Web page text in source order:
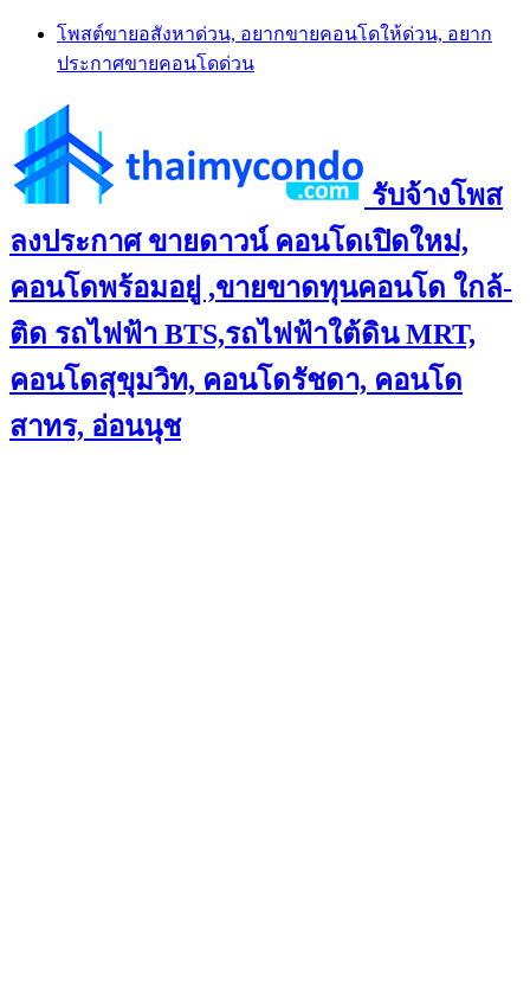
Skip
content
โพสต์ขายอสังหาด่วน, อยากขายคอนโดให้ด่วน, อยาก
ประกาศขายคอนโดด่วน
รับจ้างโพส
ลงประกาศ ขายดาวน์ คอนโดเปิดใหม่,
คอนโดพร้อมอยู่ ,ขายขาดทุนคอนโด ใกล้-
ติด รถไฟฟ้า BTS,รถไฟฟ้าใต้ดิน MRT,
คอนโดสุขุมวิท, คอนโดรัชดา, คอนโด
สาทร, อ่อนนุช